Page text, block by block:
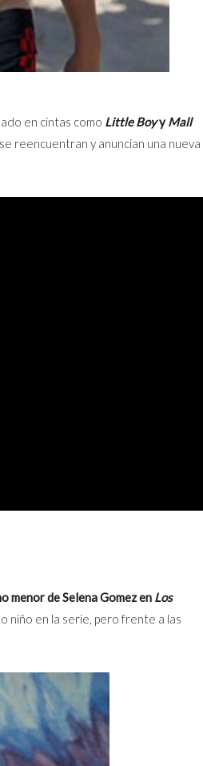
en cintas como Little BoyyMall
reencuentran y anuncian una nueva
menor de Selena Gomez en Los
niño en la serie, pero frente a las